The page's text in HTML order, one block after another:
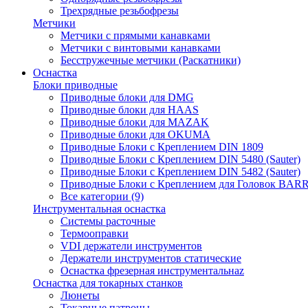
Трехрядные резьбофрезы
Метчики
Метчики с прямыми канавками
Метчики с винтовыми канавками
Бесстружечные метчики (Раскатники)
Оснастка
Блоки приводные
Приводные блоки для DMG
Приводные блоки для HAAS
Приводные блоки для MAZAK
Приводные блоки для OKUMA
Приводные Блоки с Креплением DIN 1809
Приводные Блоки с Креплением DIN 5480 (Sauter)
Приводные Блоки с Креплением DIN 5482 (Sauter)
Приводные Блоки с Креплением для Головок
Все категории (9)
Инструментальная оснастка
Системы расточные
Термооправки
VDI держатели инструментов
Держатели инструментов статические
Оснастка фрезерная инструментальнаz
Оснастка для токарных станков
Люнеты